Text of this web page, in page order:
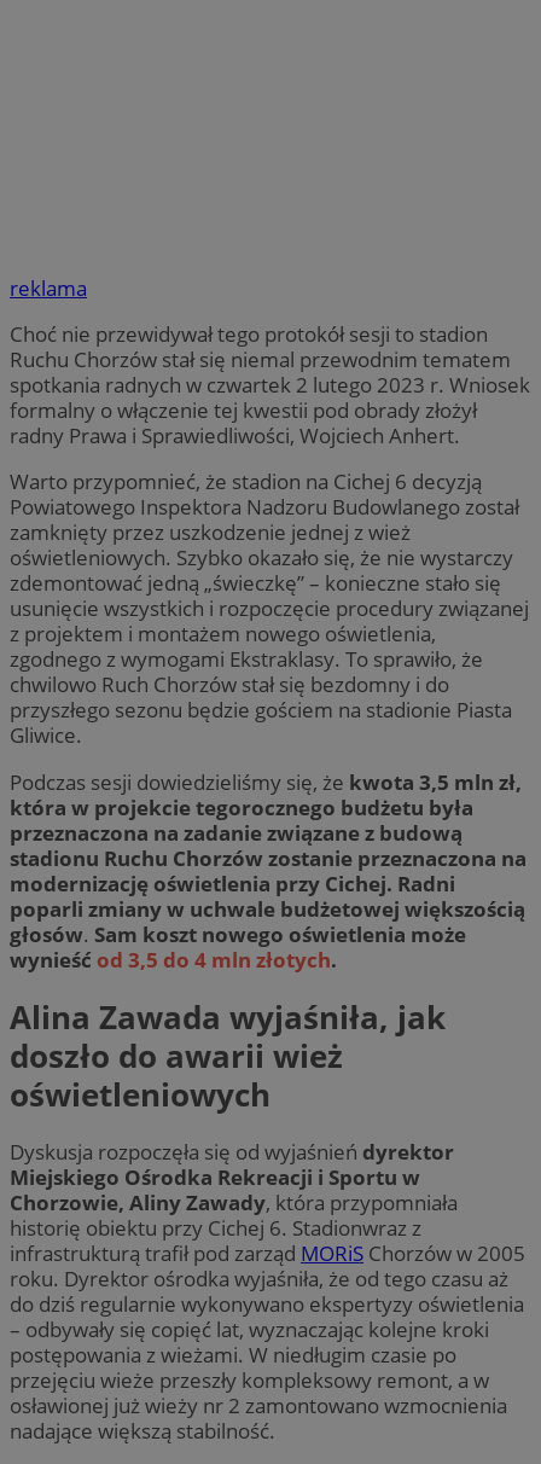
reklama
Choć nie przewidywał tego protokół sesji to stadion
Ruchu Chorzów stał się niemal przewodnim tematem
spotkania radnych w czwartek 2 lutego 2023 r. Wniosek
formalny o włączenie tej kwestii pod obrady złożył
radny Prawa i Sprawiedliwości, Wojciech Anhert.
Warto przypomnieć, że stadion na Cichej 6 decyzją
Powiatowego Inspektora Nadzoru Budowlanego został
zamknięty przez uszkodzenie jednej z wież
oświetleniowych. Szybko okazało się, że nie wystarczy
zdemontować jedną „świeczkę” – konieczne stało się
usunięcie wszystkich i rozpoczęcie procedury związanej
z projektem i montażem nowego oświetlenia,
zgodnego z wymogami Ekstraklasy. To sprawiło, że
chwilowo Ruch Chorzów stał się bezdomny i do
przyszłego sezonu będzie gościem na stadionie Piasta
Gliwice.
Podczas sesji dowiedzieliśmy się, że kwota 3,5 mln zł,
która w projekcie tegorocznego budżetu była
przeznaczona na zadanie związane z budową
stadionu Ruchu Chorzów zostanie przeznaczona na
modernizację oświetlenia przy Cichej. Radni
poparli zmiany w uchwale budżetowej większością
głosów. Sam koszt nowego oświetlenia może
wynieść od 3,5 do 4 mln złotych.
Alina Zawada wyjaśniła, jak
doszło do awarii wież
oświetleniowych
Dyskusja rozpoczęła się od wyjaśnień dyrektor
Miejskiego Ośrodka Rekreacji i Sportu w
Chorzowie, Aliny Zawady, która przypomniała
historię obiektu przy Cichej 6. Stadionwraz z
infrastrukturą trafił pod zarząd MORiS Chorzów w 2005
roku. Dyrektor ośrodka wyjaśniła, że od tego czasu aż
do dziś regularnie wykonywano ekspertyzy oświetlenia
– odbywały się copięć lat, wyznaczając kolejne kroki
postępowania z wieżami. W niedługim czasie po
przejęciu wieże przeszły kompleksowy remont, a w
osławionej już wieży nr 2 zamontowano wzmocnienia
nadające większą stabilność.